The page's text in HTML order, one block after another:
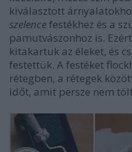
kiválasztott
szelencefestékhez és a
pamutvászonhoz is.
kitakartuk az éleket, és
festettük. A festéket
rétegben, a rétegek
időt, amit persze nem